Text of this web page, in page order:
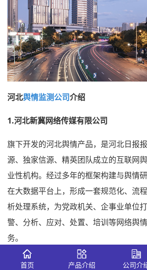
河北舆情监测公司介绍
1.河北新冀网络传媒有限公司
旗下开发的河北舆情产品，是河北日报
源、独家信源、精英团队成立的互联网
业性机构。经过多年的框架构建与舆情
在大数据平台上，形成一套规范化、流
析处理系统，为党政机关、企事业单位
警、分析、应对、处置、培训等网络舆
务。
2.河北天威舆情监测公司
首页 产品介绍 公司介